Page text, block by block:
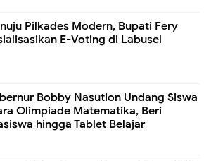
Pilkades Modern, Bupati Fery
E-Voting di Labusel
Bobby Nasution Undang Siswa
Olimpiade Matematika, Beri
hingga Tablet Belajar